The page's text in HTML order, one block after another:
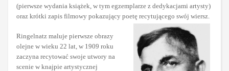
(pierwsze wydania książek, w tym egzemplarze z dedykacjami artysty)
oraz krótki zapis filmowy pokazujący poetę recytującego swój wiersz.
Ringelnatz maluje pierwsze obrazy
olejne w wieku 22 lat, w 1909 roku
zaczyna recytować swoje utwory na
scenie w knajpie artystycznej